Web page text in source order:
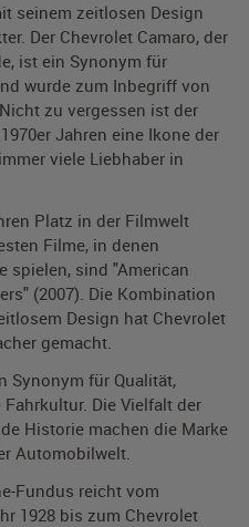
seinem zeitlosen Design
Der Chevrolet Camaro, der
ist ein Synonym für
wurde zum Inbegriff von
zu vergessen ist der
Jahren eine Ikone der
viele Liebhaber in
Platz in der Filmwelt
Filme, in denen
spielen, sind "American
(2007). Die Kombination
Design hat Chevrolet
gemacht.
Synonym für Qualität,
Die Vielfalt der
Historie machen die Marke
Automobilwelt.
Fundus reicht vom
1928 bis zum Chevrolet